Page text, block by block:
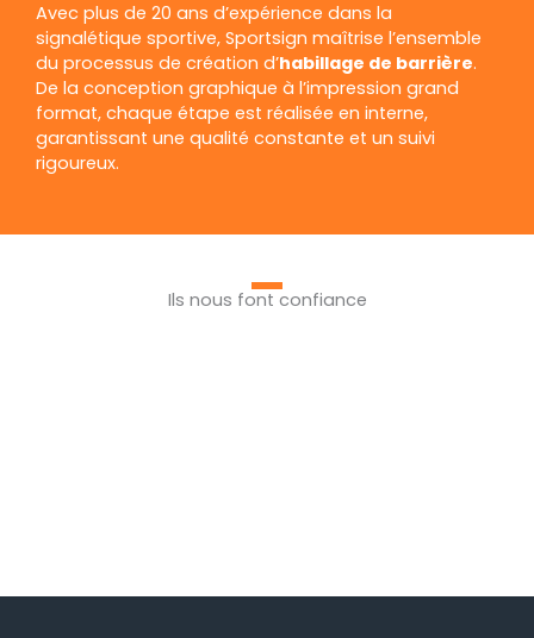
Avec plus de 20 ans d’expérience dans la
signalétique sportive, Sportsign maîtrise l’ensemble
du processus de création d’habillage de barrière.
De la conception graphique à l’impression grand
format, chaque étape est réalisée en interne,
garantissant une qualité constante et un suivi
rigoureux.
Ils nous font confiance